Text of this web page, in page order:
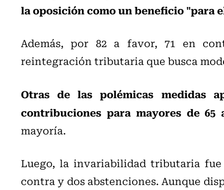
la oposición como un beneficio "para
Además, por 82 a favor, 71 en
reintegración tributaria que busca
Otras de las polémicas medidas
contribuciones para mayores de 65
mayoría.
Luego, la invariabilidad tributaria
contra y dos abstenciones. Aunque